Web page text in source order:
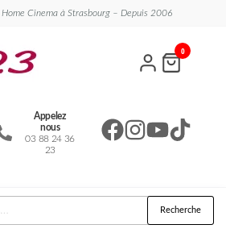
Cinema à Strasbourg – Depuis 2006
Appelez
nous
03 88 24 36
23
0
Recherche